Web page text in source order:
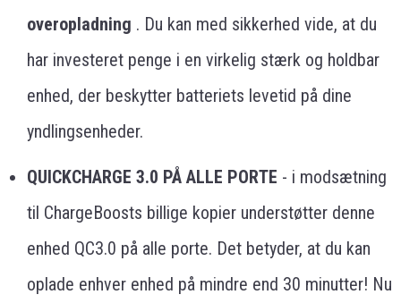
overopladning . Du kan med sikkerhed vide, at du
har investeret penge i en virkelig stærk og holdbar
enhed, der beskytter batteriets levetid på dine
yndlingsenheder.
QUICKCHARGE 3.0 PÅ ALLE PORTE - i modsætning
til ChargeBoosts billige kopier understøtter denne
enhed QC3.0 på alle porte. Det betyder, at du kan
oplade enhver enhed på mindre end 30 minutter! Nu